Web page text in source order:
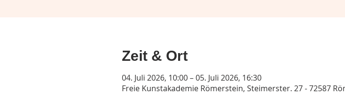
Zeit & Ort
04. Juli 2026, 10:00 – 05. Juli 2026, 16:30
Freie Kunstakademie Römerstein, Steimerster. 27 - 72587